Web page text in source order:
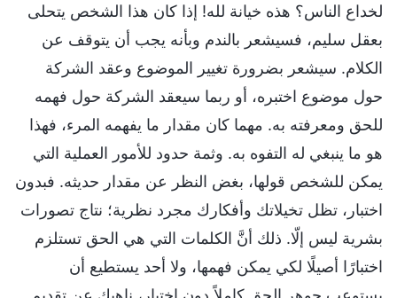
لخداع الناس؟ هذه خيانة لله! إذا كان هذا الشخص يتحلى
بعقل سليم، فسيشعر بالندم وبأنه يجب أن يتوقف عن
الكلام. سيشعر بضرورة تغيير الموضوع وعقد الشركة
حول موضوع اختبره، أو ربما سيعقد الشركة حول فهمه
للحق ومعرفته به. مهما كان مقدار ما يفهمه المرء، فهذا
هو ما ينبغي له التفوه به. وثمة حدود للأمور العملية التي
يمكن للشخص قولها، بغض النظر عن مقدار حديثه. فبدون
اختبار، تظل تخيلاتك وأفكارك مجرد نظرية؛ نتاج تصورات
بشرية ليس إلّا. ذلك أنَّ الكلمات التي هي الحق تستلزم
اختبارًا أصيلًا لكي يمكن فهمها، ولا أحد يستطيع أن